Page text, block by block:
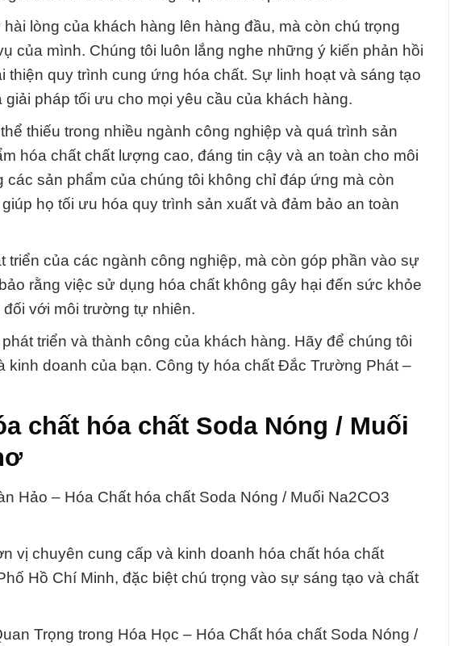
lòng của khách hàng lên hàng đầu, mà còn chú trọng
của mình. Chúng tôi luôn lắng nghe những ý kiến phản hồi
quy trình cung ứng hóa chất. Sự linh hoạt và sáng tạo
pháp tối ưu cho mọi yêu cầu của khách hàng.
thiếu trong nhiều ngành công nghiệp và quá trình sản
hóa chất chất lượng cao, đáng tin cậy và an toàn cho môi
sản phẩm của chúng tôi không chỉ đáp ứng mà còn
họ tối ưu hóa quy trình sản xuất và đảm bảo an toàn
của các ngành công nghiệp, mà còn góp phần vào sự
rằng việc sử dụng hóa chất không gây hại đến sức khỏe
với môi trường tự nhiên.
triển và thành công của khách hàng. Hãy để chúng tôi
doanh của bạn. Công ty hóa chất Đắc Trường Phát –
chất hóa chất Soda Nóng / Muối
Hảo – Hóa Chất hóa chất Soda Nóng / Muối Na2CO3
vị chuyên cung cấp và kinh doanh hóa chất hóa chất
Hồ Chí Minh, đặc biệt chú trọng vào sự sáng tạo và chất
Trọng trong Hóa Học – Hóa Chất hóa chất Soda Nóng /